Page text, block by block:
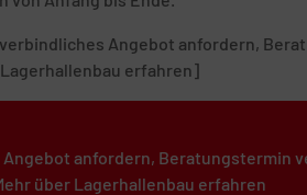
Angebot anfordern,
erfahren]
anfordern, Beratungstermin
über Lagerhallenbau erfahren